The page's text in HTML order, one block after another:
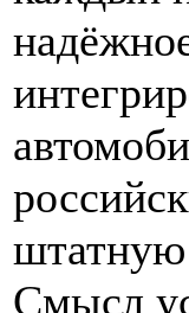
штатную
Смысл